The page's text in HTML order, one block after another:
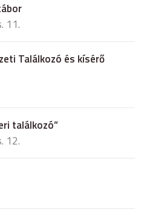
11.
Találkozó és kísérő
találkozó”
12.